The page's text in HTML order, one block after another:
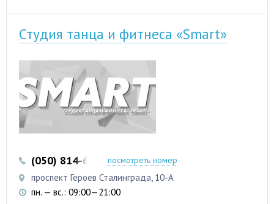
Студия танца и фитнеса «Smart»
(050) 814-68-71 (073) 408-93-58
посмотреть номер
проспект Героев Сталинграда, 10-А
пн. — вс.: 09:00—21:00